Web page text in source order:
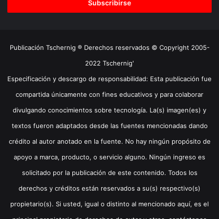
Publicación Tschernig ® Derechos reservados © Copyright 2005-
2022 Tschernig'
Especificación y descargo de responsabilidad: Esta publicación fue
compartida únicamente con fines educativos y para colaborar
divulgando conocimientos sobre tecnología. La(s) imagen(es) y
textos fueron adaptados desde las fuentes mencionadas dando
crédito al autor anotado en la fuente. No hay ningún propósito de
apoyo a marca, producto, o servicio alguno. Ningún ingreso es
solicitado por la publicación de este contenido. Todos los
derechos y créditos están reservados a su(s) respectivo(s)
propietario(s). Si usted, igual o distinto al mencionado aquí, es el